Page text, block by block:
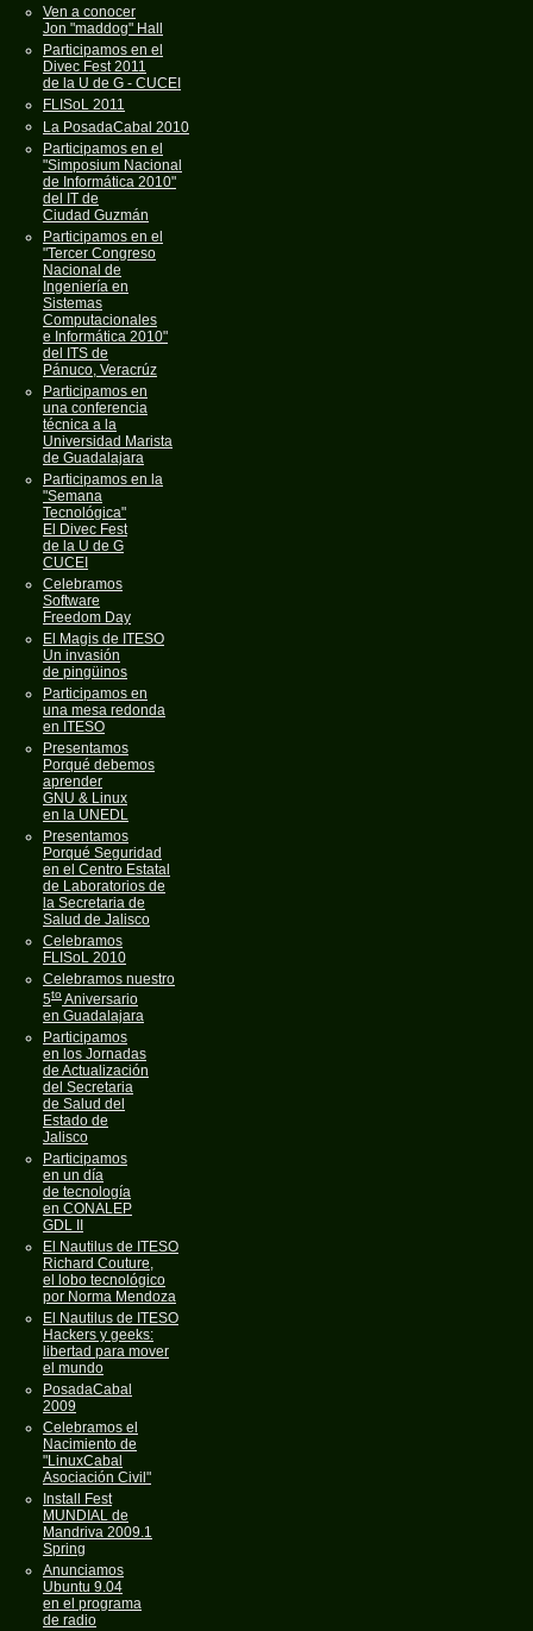
Ven a conocer
Jon "maddog" Hall
Participamos en el
Divec Fest 2011
de la U de G - CUCEI
FLISoL 2011
La PosadaCabal 2010
Participamos en el
"Simposium Nacional
de Informática 2010"
del IT de
Ciudad Guzmán
Participamos en el
"Tercer Congreso
Nacional de
Ingeniería en
Sistemas
Computacionales
e Informática 2010"
del ITS de
Pánuco, Veracrúz
Participamos en
una conferencia
técnica a la
Universidad Marista
de Guadalajara
Participamos en la
"Semana
Tecnológica"
El Divec Fest
de la U de G
CUCEI
Celebramos
Software
Freedom Day
El Magis de ITESO
Un invasión
de pingüinos
Participamos en
una mesa redonda
en ITESO
Presentamos
Porqué debemos
aprender
GNU & Linux
en la UNEDL
Presentamos
Porqué Seguridad
en el Centro Estatal
de Laboratorios de
la Secretaria de
Salud de Jalisco
Celebramos
FLISoL 2010
Celebramos nuestro
5toAniversario
en Guadalajara
Participamos
en los Jornadas
de Actualización
del Secretaria
de Salud del
Estado de
Jalisco
Participamos
en un día
de tecnología
en CONALEP
GDL II
El Nautilus de ITESO
Richard Couture,
el lobo tecnológico
por Norma Mendoza
El Nautilus de ITESO
Hackers y geeks:
libertad para mover
el mundo
PosadaCabal
2009
Celebramos el
Nacimiento de
"LinuxCabal
Asociación Civil"
Install Fest
MUNDIAL de
Mandriva 2009.1
Spring
Anunciamos
Ubuntu 9.04
en el programa
de radio